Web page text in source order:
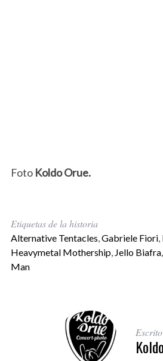
Foto Koldo Orue.
Etiquetas de la historia
Alternative Tentacles Gabriele Fiori,
Heavymetal Mothership, Jello Biafra,
Man